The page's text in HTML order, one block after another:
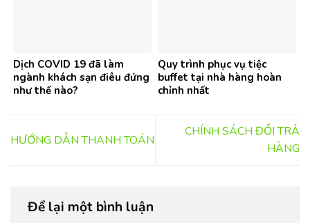
Dịch COVID 19 đã làm
ngành khách sạn điêu đứng
như thế nào?
Quy trình phục vụ tiệc
buffet tại nhà hàng hoàn
chỉnh nhất
HƯỚNG DẪN THANH TOÁN
CHÍNH SÁCH ĐỔI TRẢ
HÀNG
Để lại một bình luận